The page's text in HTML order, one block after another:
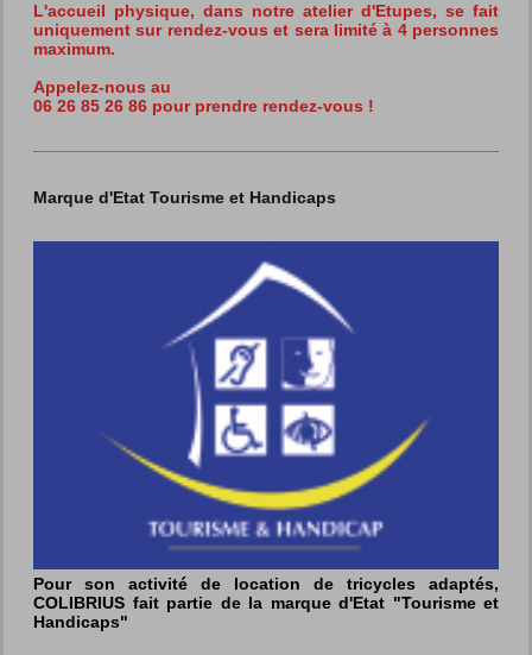
L'accueil physique, dans notre atelier d'Etupes, se fait
uniquement sur rendez-vous et sera limité à 4 personnes
maximum.
Appelez-nous au
06 26 85 26 86 pour prendre rendez-vous !
Marque d'Etat Tourisme et Handicaps
Pour son activité de location de tricycles adaptés,
COLIBRIUS fait partie de la marque d'Etat "Tourisme et
Handicaps"